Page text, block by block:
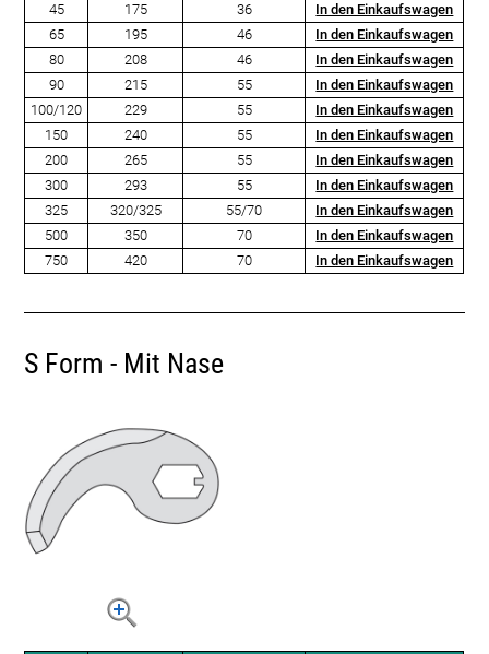
45
175 36
In den Einkaufswagen
65
195 46
In den Einkaufswagen
80
208 46
In den Einkaufswagen
90
215 55
In den Einkaufswagen
100/120
229 55
In den Einkaufswagen
150
240 55
In den Einkaufswagen
200
265 55
In den Einkaufswagen
300
293 55
In den Einkaufswagen
325
320/325 55/70
In den Einkaufswagen
500
350 70
In den Einkaufswagen
750
420 70 In den Einkaufswagen
S Form - Mit Nase